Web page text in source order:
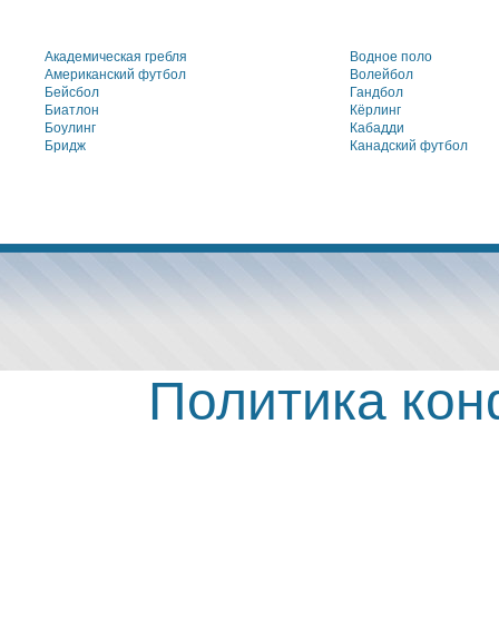
Академическая гребля
Американский футбол
Бейсбол
Биатлон
Боулинг
Бридж
Водное поло
Волейбол
Гандбол
Кёрлинг
Кабадди
Канадский футбол
Политика